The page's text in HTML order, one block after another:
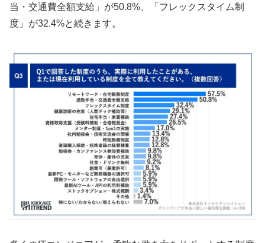
当・交通費全額支給」が50.8%、「フレックスタイム制
度」が32.4%と続きます。